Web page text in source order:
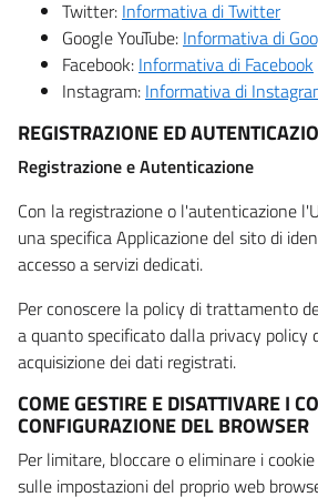
Twitter: Informativa di Twitter
Google YouTube: Informativa di
Facebook: Informativa di Facebook
Instagram: Informativa di
REGISTRAZIONE ED
Registrazione e Autenticazione
Con la registrazione o l'autenticazione
una specifica Applicazione del sito di
accesso a servizi dedicati.
Per conoscere la policy di trattamento
a quanto specificato dalla privacy policy
acquisizione dei dati registrati.
COME GESTIRE E DISATTIVARE I
CONFIGURAZIONE DEL BROWSER
Per limitare, bloccare o eliminare i
sulle impostazioni del proprio web